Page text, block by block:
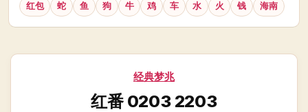
红包 蛇 鱼 狗 牛 鸡 车 水 火 钱 海南
分
经典梦兆
红番 0203 2203